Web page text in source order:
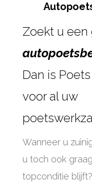
Zoekt u een
Dan is
voor al uw
Wanneer u
u toch ook
topconditie